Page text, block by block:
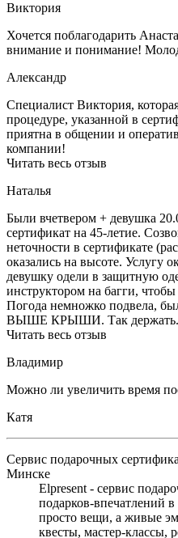
Виктория
Хочется поблагодарить
внимание и понимание!
Александр
Специалист Виктория,
процедуре, указанной в
приятна в общении и
компании!
Читать весь отзыв
Наталья
Были вчетвером + девушка
сертификат на 45-летие.
неточности в сертификате
оказались на высоте. Услугу
девушку одели в защитную
инструктором на багги,
Погода немножко подвела,
ВЫШЕ КРЫШИ. Так держать.
Читать весь отзыв
Владимир
Можно ли увеличить время
Катя
Сервис подарочных
Минске
Elpresent - сервис
подарков‑впечатлений
просто вещи, а живые
квесты, мастер‑классы,